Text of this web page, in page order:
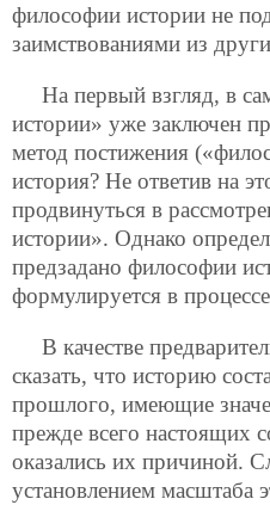
философии истории не
заимствованиями из
На первый взгляд, в
истории» уже заключен
метод постижения
история? Не ответив на
продвинуться в
истории». Однако
предзадано философии
формулируется в
В качестве
сказать, что историю
прошлого, имеющие
прежде всего настоящих
оказались их причиной.
установлением масштаба